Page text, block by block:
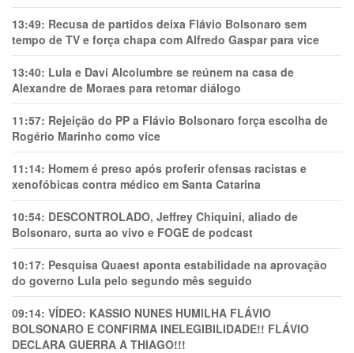
13:49: Recusa de partidos deixa Flávio Bolsonaro sem
tempo de TV e força chapa com Alfredo Gaspar para vice
13:40: Lula e Davi Alcolumbre se reúnem na casa de
Alexandre de Moraes para retomar diálogo
11:57: Rejeição do PP a Flávio Bolsonaro força escolha de
Rogério Marinho como vice
11:14: Homem é preso após proferir ofensas racistas e
xenofóbicas contra médico em Santa Catarina
10:54: DESCONTROLADO, Jeffrey Chiquini, aliado de
Bolsonaro, surta ao vivo e FOGE de podcast
10:17: Pesquisa Quaest aponta estabilidade na aprovação
do governo Lula pelo segundo mês seguido
09:14: VÍDEO: KASSIO NUNES HUMlLHA FLÁVIO
BOLSONARO E CONFIRMA INELEGIBILIDADE!! FLÁVIO
DECLARA GUERRA A THIAGO!!!